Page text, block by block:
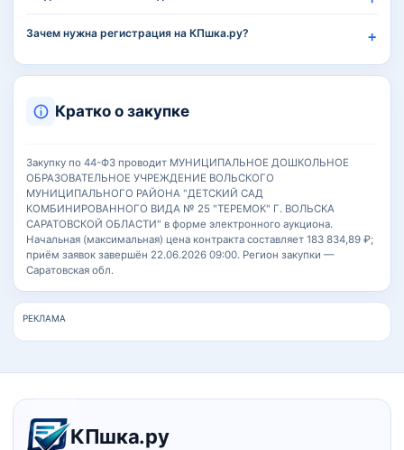
Зачем нужна регистрация на КПшка.ру?
Кратко о закупке
Закупку по 44-ФЗ проводит МУНИЦИПАЛЬНОЕ ДОШКОЛЬНОЕ
ОБРАЗОВАТЕЛЬНОЕ УЧРЕЖДЕНИЕ ВОЛЬСКОГО
МУНИЦИПАЛЬНОГО РАЙОНА "ДЕТСКИЙ САД
КОМБИНИРОВАННОГО ВИДА № 25 "ТЕРЕМОК" Г. ВОЛЬСКА
САРАТОВСКОЙ ОБЛАСТИ" в форме электронного аукциона.
Начальная (максимальная) цена контракта составляет 183 834,89 ₽;
приём заявок завершён 22.06.2026 09:00. Регион закупки —
Саратовская обл.
РЕКЛАМА
Навигация и информация о
КПшка.ру